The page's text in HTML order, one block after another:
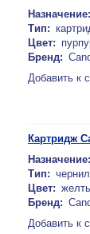
Назначение:
Тип:
Цвет:
Бренд:
Добавить к
Картридж
Назначение:
Тип:
Цвет:
Бренд:
Добавить к